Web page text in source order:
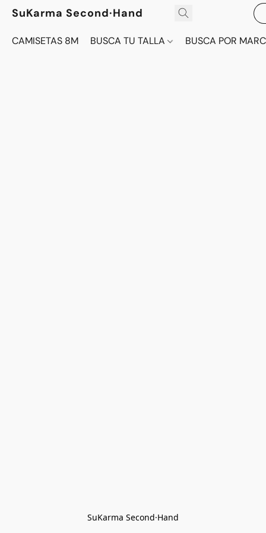
SuKarma Second·Hand
CAMISETAS 8M BUSCA TU TALLA BUSCA POR
SuKarma Second·Hand